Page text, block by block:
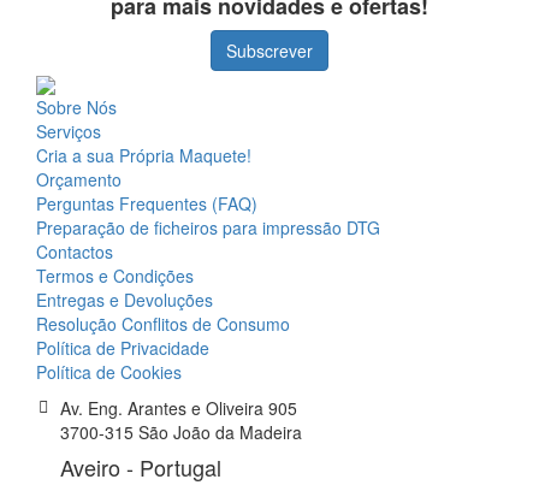
Subscrever
Sobre Nós
Serviços
Cria a sua Própria Maquete!
Orçamento
Perguntas Frequentes (FAQ)
Preparação de ficheiros para impressão DTG
Contactos
Termos e Condições
Entregas e Devoluções
Resolução Conflitos de Consumo
Política de Privacidade
Política de Cookies
Av. Eng. Arantes e Oliveira 905
3700-315 São João da Madeira
Aveiro - Portugal